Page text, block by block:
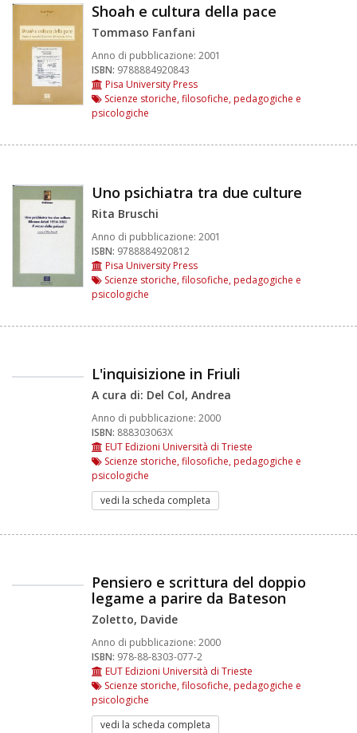
Shoah e cultura della pace
Tommaso Fanfani
Anno di pubblicazione: 2001
ISBN: 9788884920843
Pisa University Press
Scienze storiche, filosofiche, pedagogiche e
psicologiche
Uno psichiatra tra due culture
Rita Bruschi
Anno di pubblicazione: 2001
ISBN: 9788884920812
Pisa University Press
Scienze storiche, filosofiche, pedagogiche e
psicologiche
L'inquisizione in Friuli
A cura di: Del Col, Andrea
Anno di pubblicazione: 2000
ISBN: 888303063X
EUT Edizioni Università di Trieste
Scienze storiche, filosofiche, pedagogiche e
psicologiche
vedi la scheda completa
Pensiero e scrittura del doppio
legame a parire da Bateson
Zoletto, Davide
Anno di pubblicazione: 2000
ISBN: 978-88-8303-077-2
EUT Edizioni Università di Trieste
Scienze storiche, filosofiche, pedagogiche e
psicologiche
vedi la scheda completa